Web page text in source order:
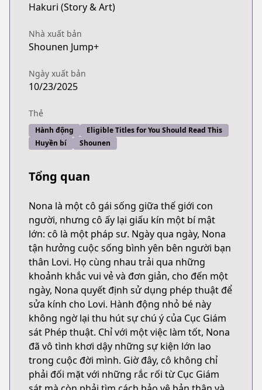
Hakuri (Story & Art)
Nhà xuất bản
Shounen Jump+
Ngày xuất bản
10/23/2025
Thẻ
Hành động
Eligible Titles for You Should Read This
Huyền bí
Shounen
Tổng quan
Nona là một cô gái sống giữa thế giới con
người, nhưng cô ấy lại giấu kín một bí mật
lớn: cô là một pháp sư. Ngày qua ngày, Nona
tận hưởng cuộc sống bình yên bên người bạn
thân Lovi. Họ cùng nhau trải qua những
khoảnh khắc vui vẻ và đơn giản, cho đến một
ngày, Nona quyết định sử dụng phép thuật để
sửa kính cho Lovi. Hành động nhỏ bé này
không ngờ lại thu hút sự chú ý của Cục Giám
sát Phép thuật. Chỉ với một việc làm tốt, Nona
đã vô tình khơi dậy những sự kiện lớn lao
trong cuộc đời mình. Giờ đây, cô không chỉ
phải đối mặt với những rắc rối từ Cục Giám